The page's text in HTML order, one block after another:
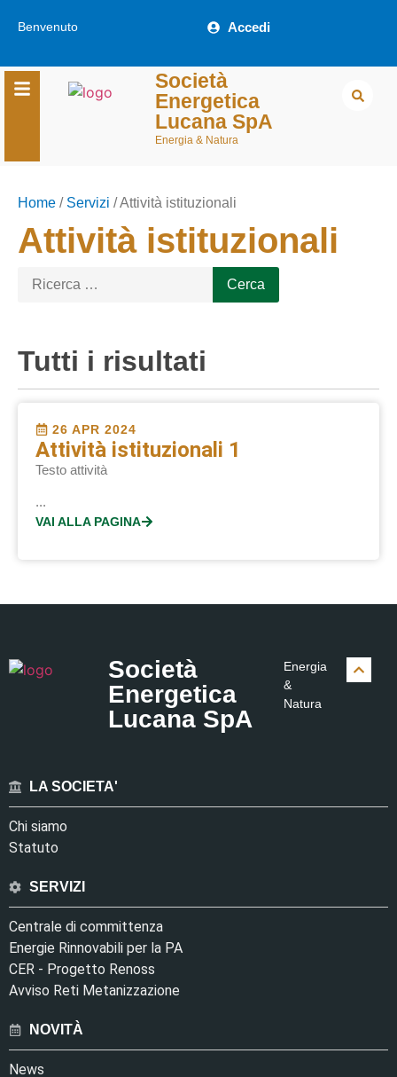
Benvenuto Accedi
Società
Energetica
Lucana SpA
Energia & Natura
Home / Servizi /Attività istituzionali
Attività istituzionali
Tutti i risultati
26 APR 2024
Attività istituzionali 1
Testo attività
...
VAI ALLA PAGINA
Società
Energetica
Lucana SpA
Energia
&
Natura
LA SOCIETA'
Chi siamo
Statuto
SERVIZI
Centrale di committenza
Energie Rinnovabili per la PA
CER - Progetto Renoss
Avviso Reti Metanizzazione
NOVITÀ
News